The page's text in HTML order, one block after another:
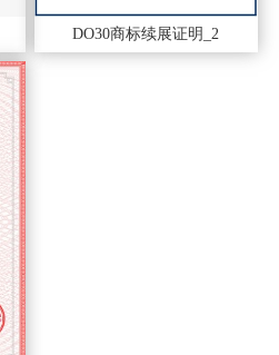
DO30商标续展证明_2